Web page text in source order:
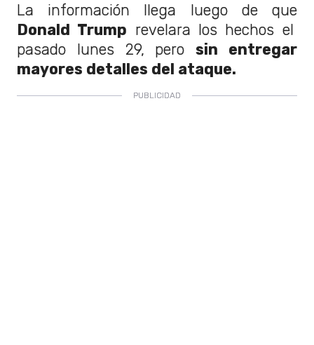
La información llega luego de que
Donald Trump revelara los hechos el
pasado lunes 29, perosin entregar
mayores detalles del ataque.